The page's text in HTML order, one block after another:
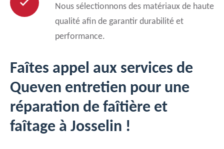
Nous sélectionnons des matériaux de haute
qualité afin de garantir durabilité et
performance.
Faîtes appel aux services de
Queven entretien pour une
réparation de faîtière et
faîtage à Josselin !